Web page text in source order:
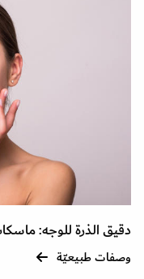
دقيق الذرة للوجه:
وصفات طبيعيّة